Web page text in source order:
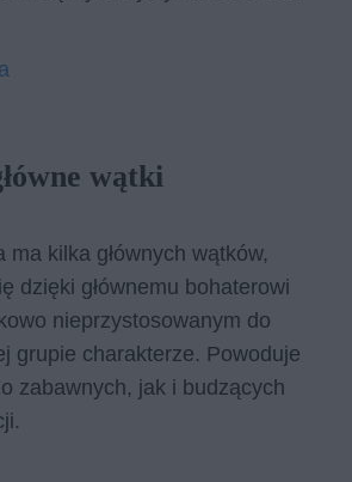
wątki
ma kilka głównych wątków,
dzięki głównemu bohaterowi
nieprzystosowanym do
grupie charakterze. Powoduje
zabawnych, jak i budzących